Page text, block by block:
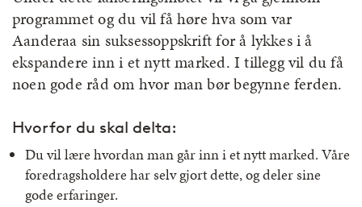
programmet og du vil få høre hva som var
Aanderaa sin suksessoppskrift for å lykkes i å
ekspandere inn i et nytt marked. I tillegg vil du få
noen gode råd om hvor man bør begynne ferden.
Hvorfor du skal delta:
Du vil lære hvordan man går inn i et nytt marked. Våre
foredragsholdere har selv gjort dette, og deler sine
gode erfaringer.